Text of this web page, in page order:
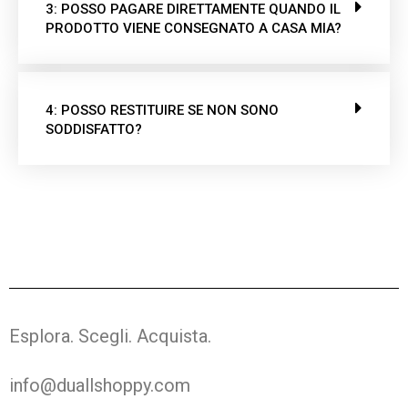
3: POSSO PAGARE DIRETTAMENTE QUANDO IL
PRODOTTO VIENE CONSEGNATO A CASA MIA?
4: POSSO RESTITUIRE SE NON SONO
SODDISFATTO?
Esplora. Scegli. Acquista.
info@duallshoppy.com